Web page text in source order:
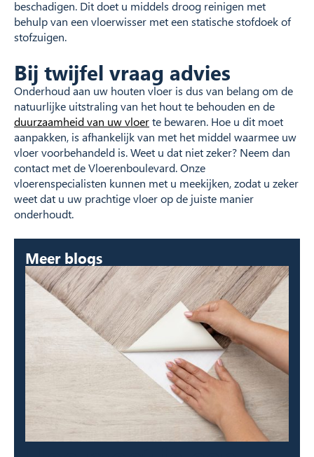
beschadigen. Dit doet u middels droog reinigen met
behulp van een vloerwisser met een statische stofdoek of
stofzuigen.
Bij twijfel vraag advies
Onderhoud aan uw houten vloer is dus van belang om de
natuurlijke uitstraling van het hout te behouden en de
duurzaamheid van uw vloerte bewaren. Hoe u dit moet
aanpakken, is afhankelijk van met het middel waarmee uw
vloer voorbehandeld is. Weet u dat niet zeker? Neem dan
contact met de Vloerenboulevard. Onze
vloerenspecialisten kunnen met u meekijken, zodat u zeker
weet dat u uw prachtige vloer op de juiste manier
onderhoudt.
Meer blogs